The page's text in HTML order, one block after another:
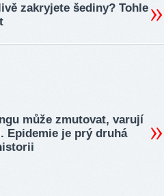
zakryjete šediny? Tohle
může zmutovat, varují
Epidemie je prý druhá